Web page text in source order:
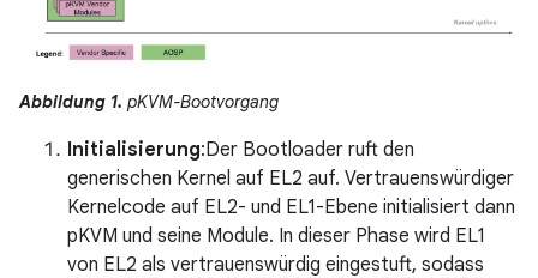
Abbildung 1. pKVM-Bootvorgang
Initialisierung:Der Bootloader ruft den
generischen Kernel auf EL2 auf. Vertrauenswürdiger
Kernelcode auf EL2- und EL1-Ebene initialisiert dann
pKVM und seine Module. In dieser Phase wird EL1
von EL2 als vertrauenswürdig eingestuft, sodass